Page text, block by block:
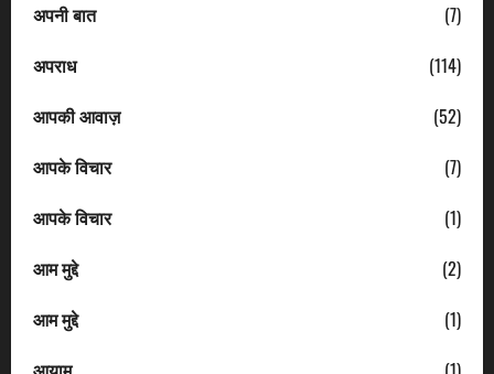
अपनी बात
(7)
अपराध
(114)
आपकी आवाज़
(52)
आपके विचार
(7)
आपके विचार
(1)
आम मुद्दे
(2)
आम मुद्दे
(1)